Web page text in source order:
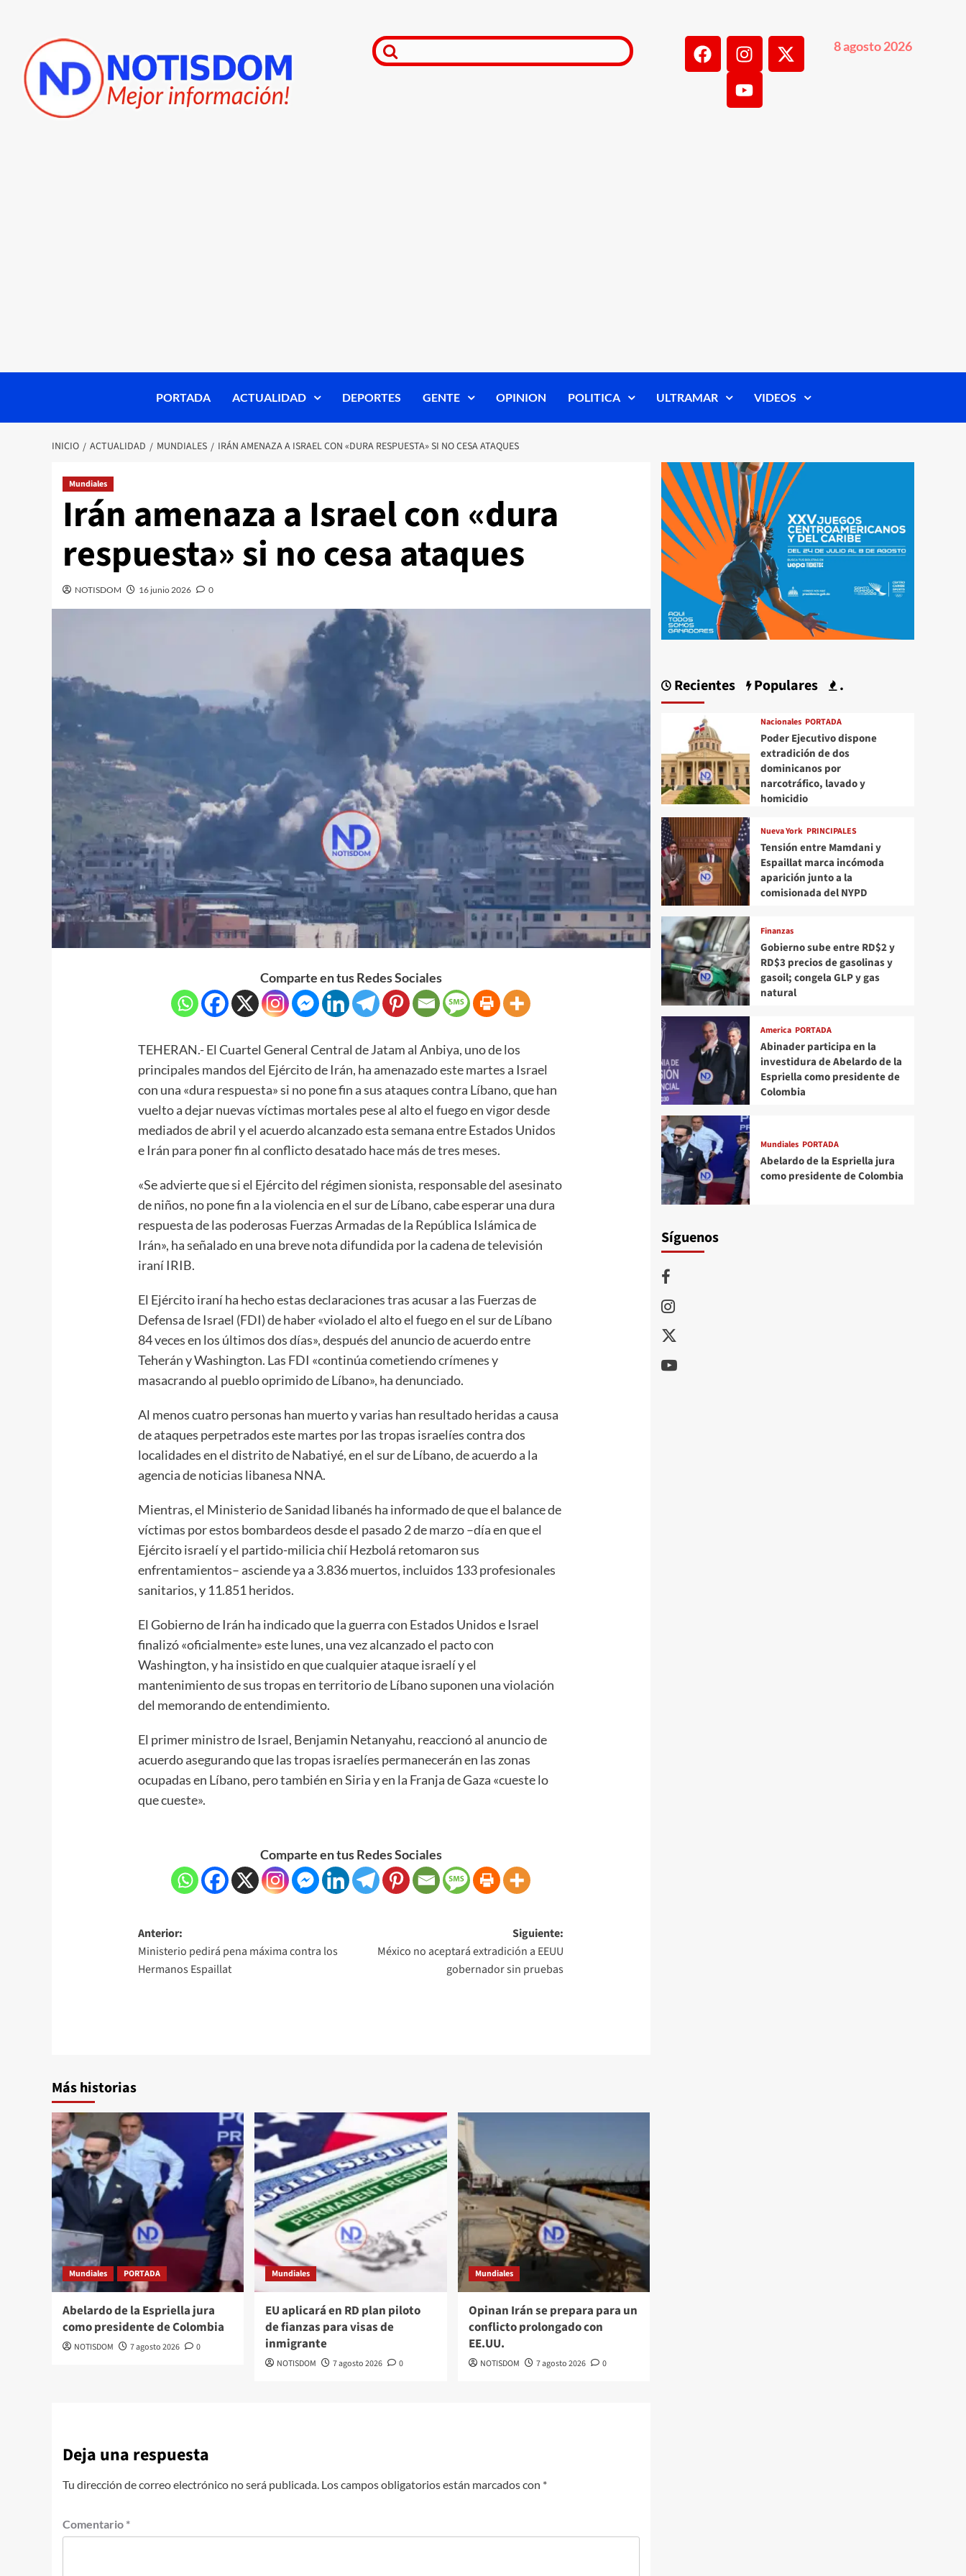
8 agosto 2026
PORTADA ACTUALIDAD DEPORTES GENTE OPINION POLITICA ULTRAMAR VIDEOS
INICIO ACTUALIDAD MUNDIALES IRÁN AMENAZA A ISRAEL CON «DURA RESPUESTA» SI NO CESA ATAQUES
Mundiales
Irán amenaza a Israel con «dura
respuesta» si no cesa ataques
NOTISDOM 16 junio 2026 0
Comparte en tus Redes Sociales
TEHERAN.- El Cuartel General Central de Jatam al Anbiya, uno de los
principales mandos del Ejército de Irán, ha amenazado este martes a Israel
con una «dura respuesta» si no pone fin a sus ataques contra Líbano, que han
vuelto a dejar nuevas víctimas mortales pese al alto el fuego en vigor desde
mediados de abril y el acuerdo alcanzado esta semana entre Estados Unidos
e Irán para poner fin al conflicto desatado hace más de tres meses.
«Se advierte que si el Ejército del régimen sionista, responsable del asesinato
de niños, no pone fin a la violencia en el sur de Líbano, cabe esperar una dura
respuesta de las poderosas Fuerzas Armadas de la República Islámica de
Irán», ha señalado en una breve nota difundida por la cadena de televisión
iraní IRIB.
El Ejército iraní ha hecho estas declaraciones tras acusar a las Fuerzas de
Defensa de Israel (FDI) de haber «violado el alto el fuego en el sur de Líbano
84 veces en los últimos dos días», después del anuncio de acuerdo entre
Teherán y Washington. Las FDI «continúa cometiendo crímenes y
masacrando al pueblo oprimido de Líbano», ha denunciado.
Al menos cuatro personas han muerto y varias han resultado heridas a causa
de ataques perpetrados este martes por las tropas israelíes contra dos
localidades en el distrito de Nabatiyé, en el sur de Líbano, de acuerdo a la
agencia de noticias libanesa NNA.
Mientras, el Ministerio de Sanidad libanés ha informado de que el balance de
víctimas por estos bombardeos desde el pasado 2 de marzo –día en que el
Ejército israelí y el partido-milicia chií Hezbolá retomaron sus
enfrentamientos– asciende ya a 3.836 muertos, incluidos 133 profesionales
sanitarios, y 11.851 heridos.
El Gobierno de Irán ha indicado que la guerra con Estados Unidos e Israel
finalizó «oficialmente» este lunes, una vez alcanzado el pacto con
Washington, y ha insistido en que cualquier ataque israelí y el
mantenimiento de sus tropas en territorio de Líbano suponen una violación
del memorando de entendimiento.
El primer ministro de Israel, Benjamin Netanyahu, reaccionó al anuncio de
acuerdo asegurando que las tropas israelíes permanecerán en las zonas
ocupadas en Líbano, pero también en Siria y en la Franja de Gaza «cueste lo
que cueste».
Comparte en tus Redes Sociales
Anterior:
Ministerio pedirá pena máxima contra los
Hermanos Espaillat
Siguiente:
México no aceptará extradición a EEUU
gobernador sin pruebas
Más historias
Mundiales PORTADA
Abelardo de la Espriella jura
como presidente de Colombia
NOTISDOM 7 agosto 2026 0
Mundiales
EU aplicará en RD plan piloto
de fianzas para visas de
inmigrante
NOTISDOM 7 agosto 2026 0
Mundiales
Opinan Irán se prepara para un
conflicto prolongado con
EE.UU.
NOTISDOM 7 agosto 2026 0
Deja una respuesta
Tu dirección de correo electrónico no será publicada. Los campos obligatorios están marcados con *
Comentario *
Recientes Populares .
Nacionales PORTADA
Poder Ejecutivo dispone
extradición de dos
dominicanos por
narcotráfico, lavado y
homicidio
Nueva York PRINCIPALES
Tensión entre Mamdani y
Espaillat marca incómoda
aparición junto a la
comisionada del NYPD
Finanzas
Gobierno sube entre RD$2 y
RD$3 precios de gasolinas y
gasoil; congela GLP y gas
natural
America PORTADA
Abinader participa en la
investidura de Abelardo de la
Espriella como presidente de
Colombia
Mundiales PORTADA
Abelardo de la Espriella jura
como presidente de Colombia
Síguenos